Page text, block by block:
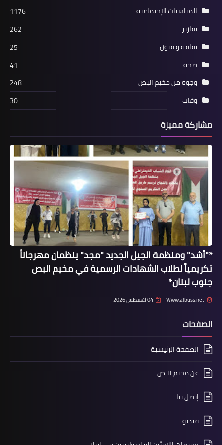
*أي شكل من أشكال الترويج لدولة
الاحتلال (تطبيع) يعاقب عليه القانون
اللبناني*
أخبار فلسطين
سعادة سفير ألمانيا ووفد مرافق يجول
في مخيم برج البراجنة ويزور مستشفى
حيفا
نادي الياسر المعشوق اقام إحتفالا تأبينياً
ومباراة تكريمية على ملعب المعشوق
لمناسبة الذكرى ال 17لرحيل الرمز ابو
عمار
المناسبات الإجتماعية
1176
تقارير
262
ثفافة و فنون
25
صحة
41
وجوه من مخيم البص
248
وفات
30
مشاركة مميزة
*"أشد" ومنظمة الجيل الجديد "مجد" ينظمان مهرجاناً
تكريمياً لطلاب الشهادات الرسمية في مخيم البص
جنوب لبنان*
Www.albuss.net 04 أغسطس 2026
الصفحات
الصفحة الرئيسية
عن مخيم البص
إتصل بنا
فيديو